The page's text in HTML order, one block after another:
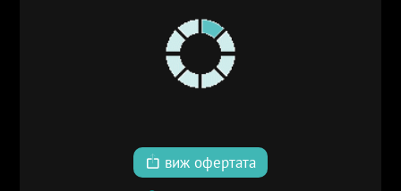
виж офертата